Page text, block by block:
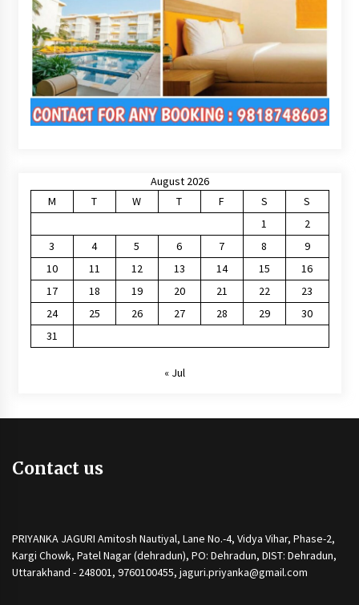
August 2026
M
T W T F S
S
1
2
3
4 5 6 7 8
9
10
11 12 13 14 15
16
17
18 19 20 21 22
23
24
25 26 27 28 29
30
31
« Jul
Contact us
PRIYANKA JAGURI Amitosh Nautiyal, Lane No.-4, Vidya Vihar, Phase-2,
Kargi Chowk, Patel Nagar (dehradun), PO: Dehradun, DIST: Dehradun,
Uttarakhand - 248001, 9760100455, jaguri.priyanka@gmail.com